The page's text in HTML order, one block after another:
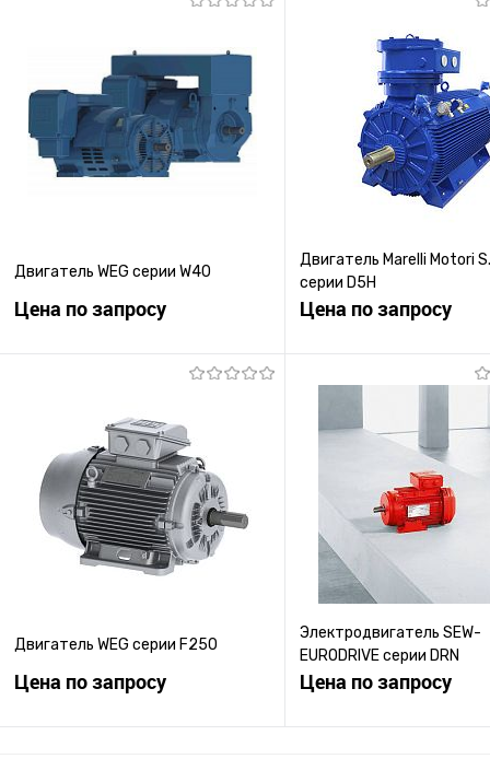
Двигатель WEG серии W40
Цена по запросу
Запросить цену
Купить в 1 клик
К сравнению
В избранное
Под заказ
Двигатель Marelli Motori
серии D5H
Цена по запросу
Запросить
Купить в 1 клик
К
В избранное
Двигатель WEG серии F250
Цена по запросу
Электродвигатель SEW-
EURODRIVE серии DRN
Цена по запросу